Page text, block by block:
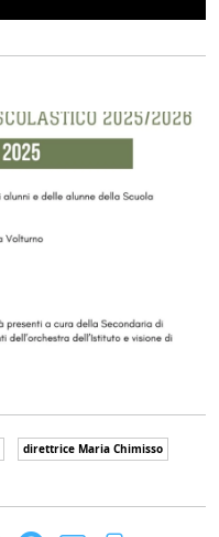
direttrice Maria Chimisso